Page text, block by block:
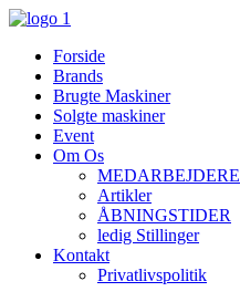
Videre
indholdForside
Brands
Brugte Maskiner
Solgte maskiner
Event
Om Os
MEDARBEJDERE
Artikler
ÅBNINGSTIDER
ledig Stillinger
Kontakt
Privatlivspolitik